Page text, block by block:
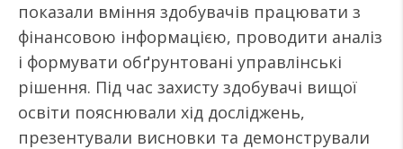
показали вміння здобувачів працювати з
фінансовою інформацією, проводити аналіз
і формувати обґрунтовані управлінські
рішення. Під час захисту здобувачі вищої
освіти пояснювали хід досліджень,
презентували висновки та демонстрували